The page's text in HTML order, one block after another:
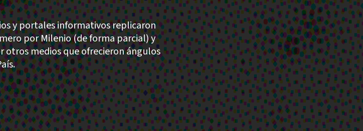
y portales informativos replicaron
por Milenio (de forma parcial) y
medios que ofrecieron ángulos